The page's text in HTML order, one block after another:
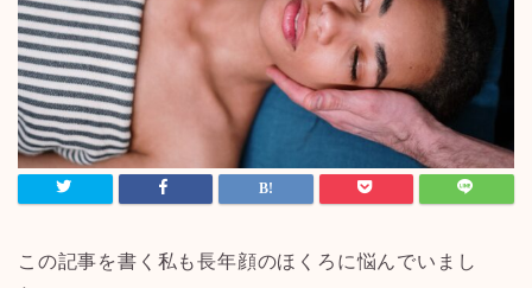
この記事を書く私も長年顔のほくろに悩んでいまし